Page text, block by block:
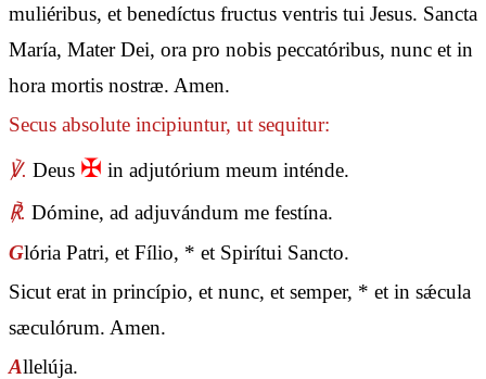
muliéribus, et benedíctus fructus ventris tui Jesus. Sancta
María, Mater Dei, ora pro nobis peccatóribus, nunc et in
hora mortis nostræ. Amen.
Secus absolute incipiuntur, ut sequitur:
℣. Deus ✠ in adjutórium meum inténde.
℟. Dómine, ad adjuvándum me festína.
Glória Patri, et Fílio, * et Spirítui Sancto.
Sicut erat in princípio, et nunc, et semper, * et in sǽcula
sæculórum. Amen.
Allelúja.